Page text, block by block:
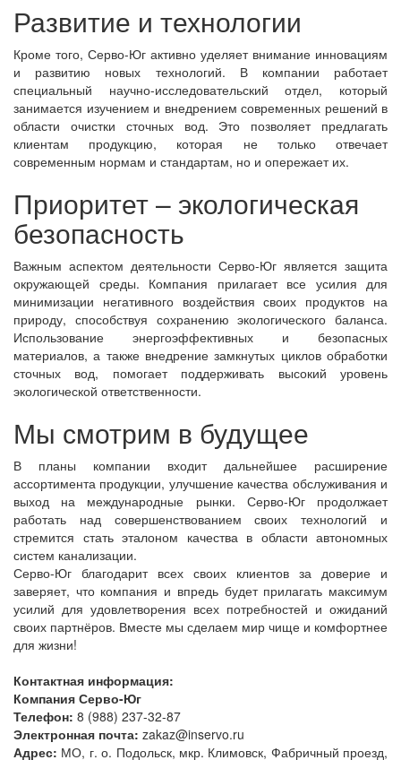
Развитие и технологии
Кроме того, Серво-Юг активно уделяет внимание инновациям
и развитию новых технологий. В компании работает
специальный научно-исследовательский отдел, который
занимается изучением и внедрением современных решений в
области очистки сточных вод. Это позволяет предлагать
клиентам продукцию, которая не только отвечает
современным нормам и стандартам, но и опережает их.
Приоритет – экологическая
безопасность
Важным аспектом деятельности Серво-Юг является защита
окружающей среды. Компания прилагает все усилия для
минимизации негативного воздействия своих продуктов на
природу, способствуя сохранению экологического баланса.
Использование энергоэффективных и безопасных
материалов, а также внедрение замкнутых циклов обработки
сточных вод, помогает поддерживать высокий уровень
экологической ответственности.
Мы смотрим в будущее
В планы компании входит дальнейшее расширение
ассортимента продукции, улучшение качества обслуживания и
выход на международные рынки. Серво-Юг продолжает
работать над совершенствованием своих технологий и
стремится стать эталоном качества в области автономных
систем канализации.
Серво-Юг благодарит всех своих клиентов за доверие и
заверяет, что компания и впредь будет прилагать максимум
усилий для удовлетворения всех потребностей и ожиданий
своих партнёров. Вместе мы сделаем мир чище и комфортнее
для жизни!
Контактная информация:
Компания Серво-Юг
Телефон: 8 (988) 237-32-87
Электронная почта: zakaz@inservo.ru
Адрес: МО, г. о. Подольск, мкр. Климовск, Фабричный проезд,